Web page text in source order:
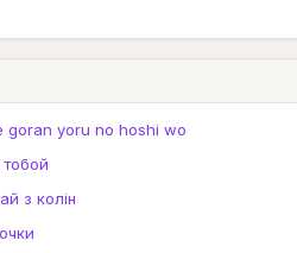
goran yoru no hoshi wo
з колін